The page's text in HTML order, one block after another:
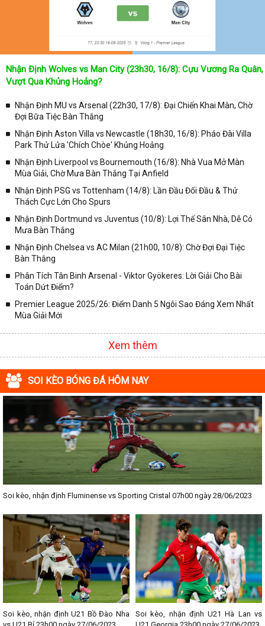
Nhận Định Wolves vs Man City (23h30, 16/8): Cựu Vương Ra Quân,
Vượt Qua Khủng Hoảng?
Nhận Định MU vs Arsenal (22h30, 17/8): Đại Chiến Khai Màn, Chờ
Đợi Bữa Tiệc Bàn Thắng
Nhận Định Aston Villa vs Newcastle (18h30, 16/8): Pháo Đài Villa
Park Thử Lửa 'Chích Chòe' Khủng Hoảng
Nhận Định Liverpool vs Bournemouth (16/8): Nhà Vua Mở Màn
Mùa Giải, Chờ Mưa Bàn Thắng Tại Anfield
Nhận Định PSG vs Tottenham (14/8): Lần Đầu Đối Đầu & Thử
Thách Cực Lớn Cho Spurs
Nhận Định Dortmund vs Juventus (10/8): Lợi Thế Sân Nhà, Dễ Có
Mưa Bàn Thắng
Nhận Định Chelsea vs AC Milan (21h00, 10/8): Chờ Đợi Đại Tiệc
Bàn Thắng
Phân Tích Tân Binh Arsenal - Viktor Gyökeres: Lời Giải Cho Bài
Toán Dứt Điểm?
Premier League 2025/26: Điểm Danh 5 Ngôi Sao Đáng Xem Nhất
Mùa Giải Mới
Xem thêm
SOI KÈO BÓNG ĐÁ HÔM NAY
Soi kèo, nhận định Fluminense vs Sporting Cristal 07h00 ngày 28/06/2023
Soi kèo, nhận định U21 Bồ Đào Nha
Soi kèo, nhận định U21 Hà Lan vs